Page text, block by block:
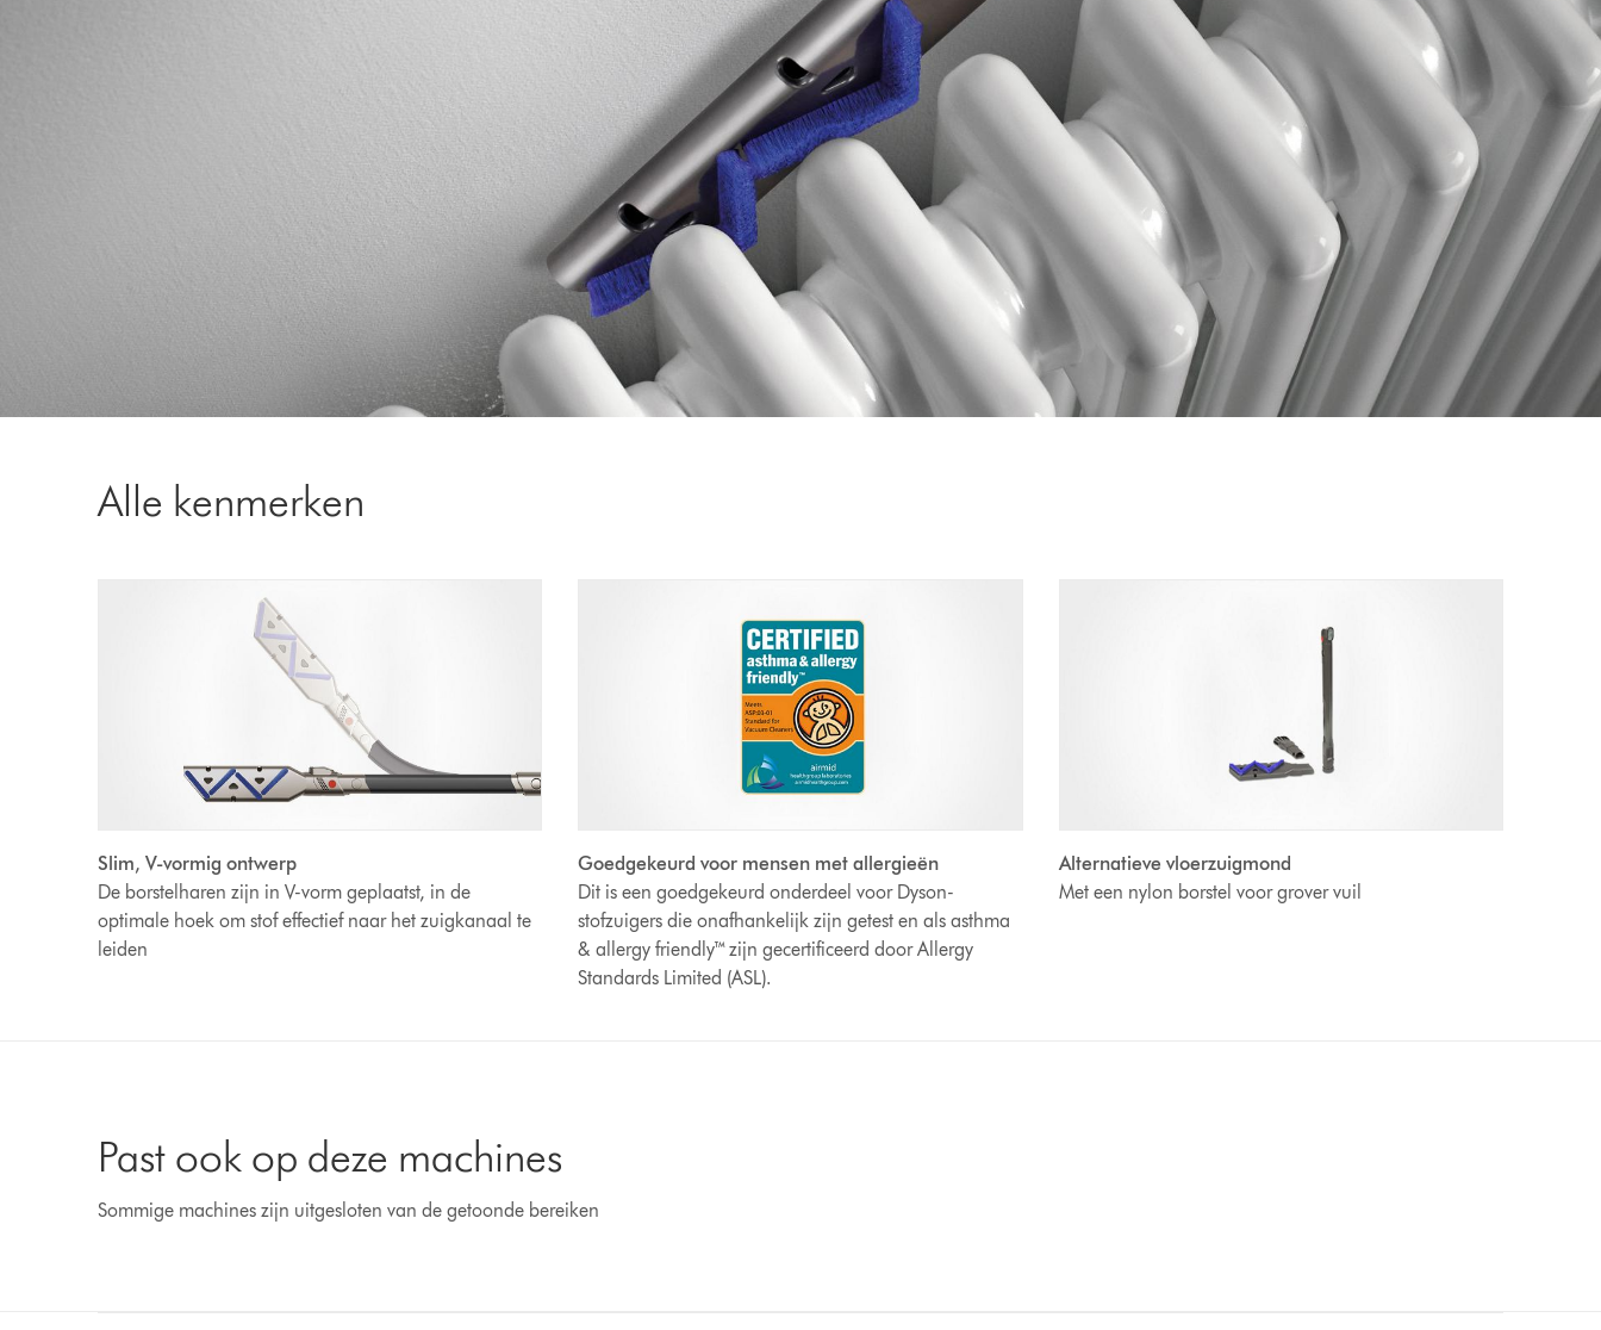
Alle kenmerken
Slim, V-vormig ontwerp
De borstelharen zijn in V-vorm geplaatst, in de
optimale hoek om stof effectief naar het zuigkanaal te
leiden
Goedgekeurd voor mensen met allergieën
Dit is een goedgekeurd onderdeel voor Dyson-
stofzuigers die onafhankelijk zijn getest en als asthma
& allergy friendly™ zijn gecertificeerd door Allergy
Standards Limited (ASL).
Alternatieve vloerzuigmond
Met een nylon borstel voor grover vuil
Past ook op deze machines
Sommige machines zijn uitgesloten van de getoonde bereiken